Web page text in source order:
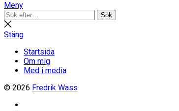
Meny
Sök
efter:
Sök
Stäng
sökning
Stäng
Startsida
Om mig
Med i media
© 2026 Fredrik Wass